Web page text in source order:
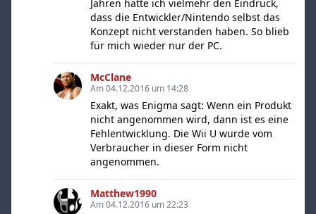
Jahren hatte ich vielmehr den Eindruck,
dass die Entwickler/Nintendo selbst das
Konzept nicht verstanden haben. So blieb
für mich wieder nur der PC.
McClane
Am 04.12.2016 um 14:28
Exakt, was Enigma sagt: Wenn ein Produkt
nicht angenommen wird, dann ist es eine
Fehlentwicklung. Die Wii U wurde vom
Verbraucher in dieser Form nicht
angenommen.
Matthew1990
Am 04.12.2016 um 22:23